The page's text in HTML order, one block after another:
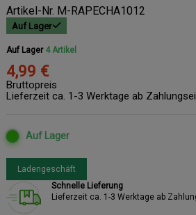
Artikel-Nr. M-RAPECHA1012
Auf Lager
Auf Lager 4 Artikel
4,99 €
Bruttopreis
Lieferzeit ca. 1-3 Werktage ab
Auf Lager
Ladengeschäft
Schnelle Lieferung
Lieferzeit ca. 1-3 Werktage ab